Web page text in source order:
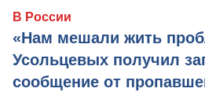
В России
«Нам мешали жить
Усольцевых получил
сообщение от